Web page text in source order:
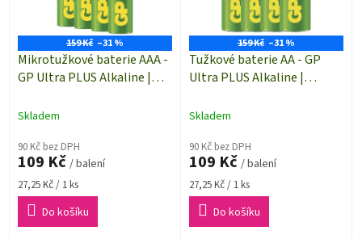
159 Kč –31 %
Mikrotužkové baterie AAA -
GP Ultra PLUS Alkaline |
Skladem
90 Kč bez DPH
109 Kč / balení
Měrná
cena:
27,25 Kč / 1 ks
Do košíku
159 Kč –31 %
Tužkové baterie AA - GP
Ultra PLUS Alkaline |
Skladem
90 Kč bez DPH
109 Kč / balení
Měrná
cena:
27,25 Kč / 1 ks
Do košíku